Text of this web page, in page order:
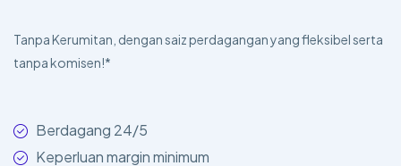
Tanpa Kerumitan, dengan saiz perdagangan yang fleksibel serta
tanpa komisen!*
Berdagang 24/5
Keperluan margin minimum